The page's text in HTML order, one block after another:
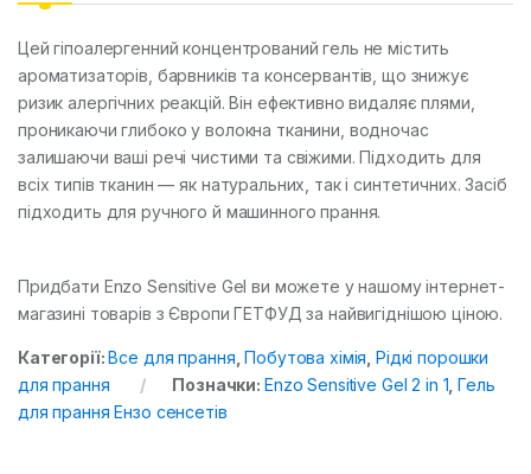
Цей гіпоалергенний концентрований гель не містить
ароматизаторів, барвників та консервантів, що знижує
ризик алергічних реакцій. Він ефективно видаляє плями,
проникаючи глибоко у волокна тканини, водночас
залишаючи ваші речі чистими та свіжими. Підходить для
всіх типів тканин — як натуральних, так і синтетичних. Засіб
підходить для ручного й машинного прання.
Придбати Enzo Sensitive Gel ви можете у нашому інтернет-
магазині товарів з Європи ГЕТФУД за найвигіднішою ціною.
Категорії:Все для прання ,Побутова хімія ,Рідкі порошки
для прання
Позначки: Enzo Sensitive Gel 2 in 1 ,Гель
для прання Ензо сенсетів